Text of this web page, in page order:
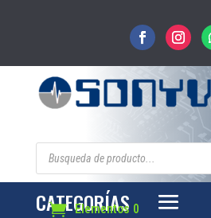
Búsqueda
Elementos 0
CATEGORÍAS